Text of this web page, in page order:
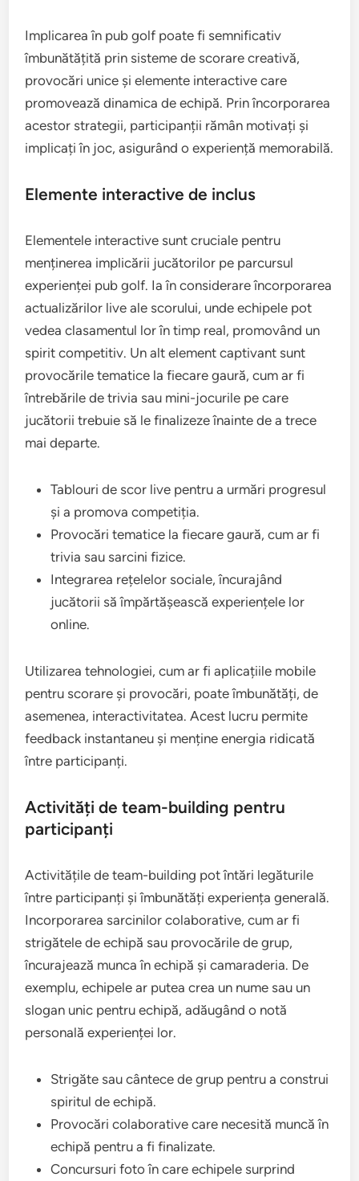
Implicarea în pub golf poate fi semnificativ
îmbunătățită prin sisteme de scorare creativă,
provocări unice și elemente interactive care
promovează dinamica de echipă. Prin încorporarea
acestor strategii, participanții rămân motivați și
implicați în joc, asigurând o experiență memorabilă.
Elemente interactive de inclus
Elementele interactive sunt cruciale pentru
menținerea implicării jucătorilor pe parcursul
experienței pub golf. Ia în considerare încorporarea
actualizărilor live ale scorului, unde echipele pot
vedea clasamentul lor în timp real, promovând un
spirit competitiv. Un alt element captivant sunt
provocările tematice la fiecare gaură, cum ar fi
întrebările de trivia sau mini-jocurile pe care
jucătorii trebuie să le finalizeze înainte de a trece
mai departe.
Tablouri de scor live pentru a urmări progresul
și a promova competiția.
Provocări tematice la fiecare gaură, cum ar fi
trivia sau sarcini fizice.
Integrarea rețelelor sociale, încurajând
jucătorii să împărtășească experiențele lor
online.
Utilizarea tehnologiei, cum ar fi aplicațiile mobile
pentru scorare și provocări, poate îmbunătăți, de
asemenea, interactivitatea. Acest lucru permite
feedback instantaneu și menține energia ridicată
între participanți.
Activități de team-building pentru
participanți
Activitățile de team-building pot întări legăturile
între participanți și îmbunătăți experiența generală.
Incorporarea sarcinilor colaborative, cum ar fi
strigătele de echipă sau provocările de grup,
încurajează munca în echipă și camaraderia. De
exemplu, echipele ar putea crea un nume sau un
slogan unic pentru echipă, adăugând o notă
personală experienței lor.
Strigăte sau cântece de grup pentru a construi
spiritul de echipă.
Provocări colaborative care necesită muncă în
echipă pentru a fi finalizate.
Concursuri foto în care echipele surprind